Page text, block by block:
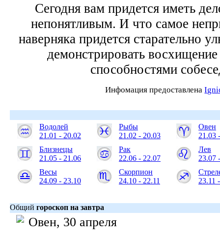
Сегодня вам придется иметь
непонятливым. И что самое
наверняка придется старательно
демонстрировать
способностями
Инфомация предоставлена
Водолей
21.01 - 20.02
Рыбы
21.02 - 20.03
Овен
21.03
Близнецы
21.05 - 21.06
Рак
22.06 - 22.07
Лев
23.07
Весы
24.09 - 23.10
Скорпион
24.10 - 22.11
23.11
Общий гороскоп на завтра
Овен, 30 апреля